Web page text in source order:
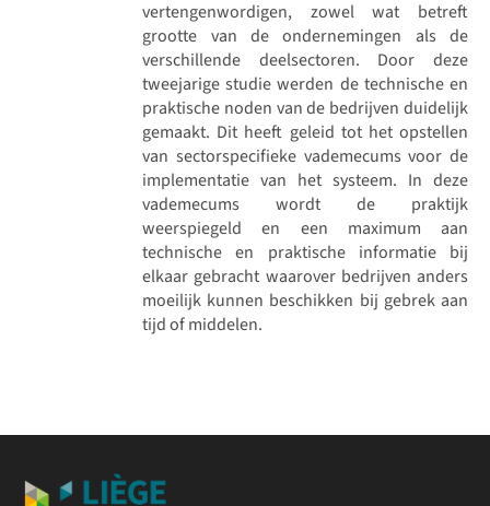
vertengenwordigen, zowel wat betreft
grootte van de ondernemingen als de
verschillende deelsectoren. Door deze
tweejarige studie werden de technische en
praktische noden van de bedrijven duidelijk
gemaakt. Dit heeft geleid tot het opstellen
van sectorspecifieke vademecums voor de
implementatie van het systeem. In deze
vademecums wordt de praktijk
weerspiegeld en een maximum aan
technische en praktische informatie bij
elkaar gebracht waarover bedrijven anders
moeilijk kunnen beschikken bij gebrek aan
tijd of middelen.